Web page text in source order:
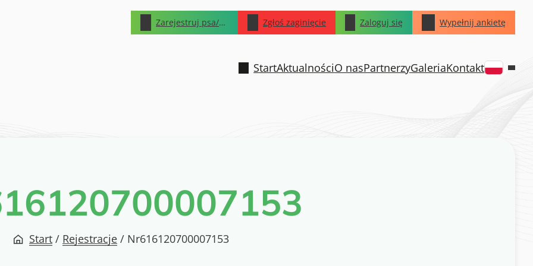
Zarejestruj psa/kota Zgłoś zaginięcie Zaloguj się Wypełnij ankietę
StartAktualnościO nasPartnerzyGaleriaKontakt
Start / Rejestracje / Nr616120700007153